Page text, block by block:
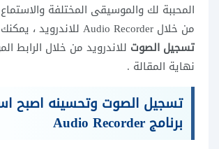
المحببة لك والموسيقى المختلفة
من خلال Audio Recorder للاندرويد ، يمكنك تحميل
تسجيل الصوت للاندرويد من خلال الرابط
نهاية المقالة .
تسجيل الصوت وتحسينه اصبح
برنامج Audio Recorder